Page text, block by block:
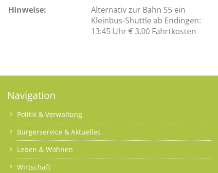
Hinweise:
Alternativ zur Bahn S5 ein
Kleinbus-Shuttle ab Endingen:
13:45 Uhr € 3,00 Fahrtkosten
Navigation
Politik & Verwaltung
Bürgerservice & Aktuelles
Leben & Wohnen
Wirtschaft